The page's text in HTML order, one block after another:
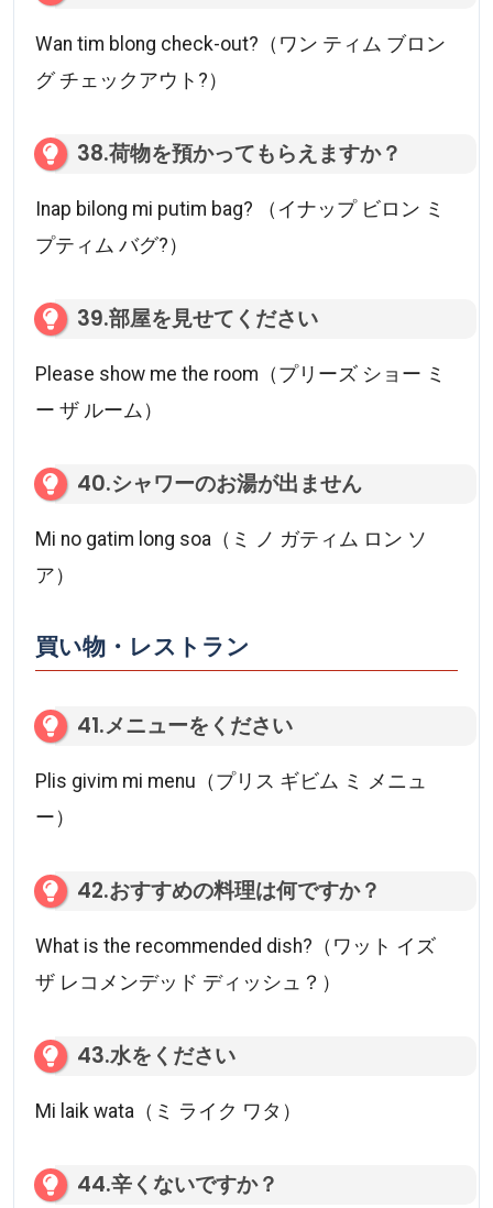
Wan tim blong check-out?（ワン ティム ブロン
グ チェックアウト?）
38.荷物を預かってもらえますか？
Inap bilong mi putim bag? （イナップ ビロン ミ
プティム バグ?）
39.部屋を見せてください
Please show me the room（プリーズ ショー ミ
ー ザ ルーム）
40.シャワーのお湯が出ません
Mi no gatim long soa（ミ ノ ガティム ロン ソ
ア）
買い物・レストラン
41.メニューをください
Plis givim mi menu（プリス ギビム ミ メニュ
ー）
42.おすすめの料理は何ですか？
What is the recommended dish?（ワット イズ
ザ レコメンデッド ディッシュ？）
43.水をください
Mi laik wata（ミ ライク ワタ）
44.辛くないですか？